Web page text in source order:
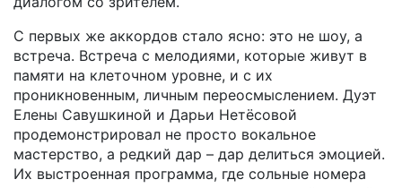
С первых же аккордов стало ясно: это не шоу, а
встреча. Встреча с мелодиями, которые живут в
памяти на клеточном уровне, и с их
проникновенным, личным переосмыслением. Дуэт
Елены Савушкиной и Дарьи Нетёсовой
продемонстрировал не просто вокальное
мастерство, а редкий дар – дар делиться эмоцией.
Их выстроенная программа, где сольные номера